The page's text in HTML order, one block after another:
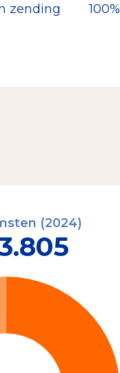
zending 100%
(2024)